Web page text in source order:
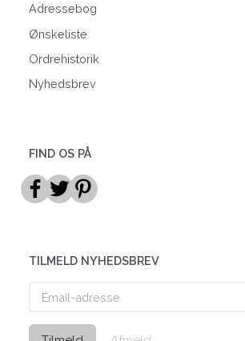
Adressebog
Ønskeliste
Ordrehistorik
Nyhedsbrev
FIND OS PÅ
TILMELD NYHEDSBREV
adresse